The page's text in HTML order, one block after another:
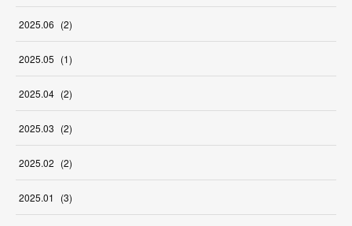
2025.06 (2)
2025.05 (1)
2025.04 (2)
2025.03 (2)
2025.02 (2)
2025.01 (3)